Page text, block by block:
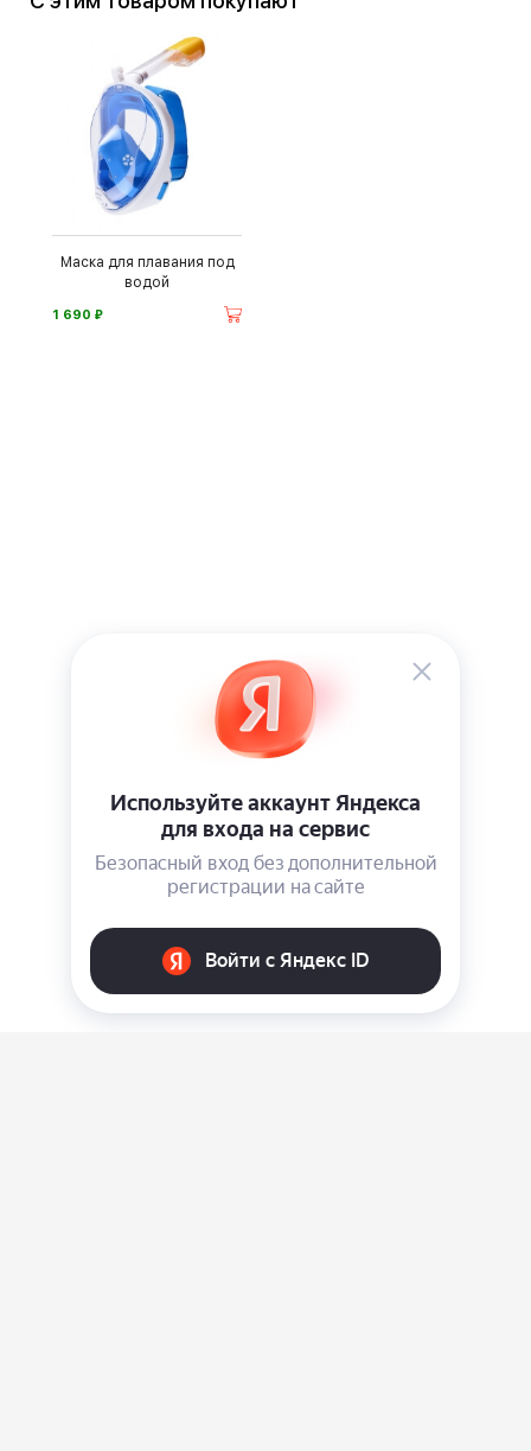
Маска для плавания под
водой
1 690 ⃏